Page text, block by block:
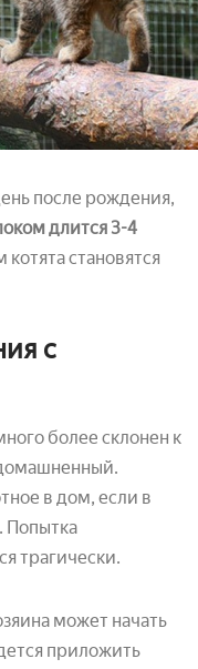
после рождения,
длится 3-4
становятся
с
более склонен к
в дом, если в
Попытка
трагически.
может начать
приложить